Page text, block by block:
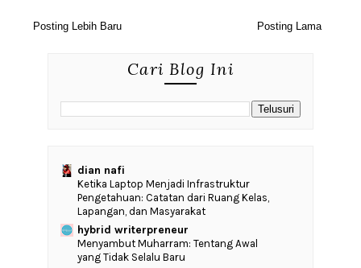
Posting Lebih Baru Posting Lama
Cari Blog Ini
dian nafi
Ketika Laptop Menjadi Infrastruktur
Pengetahuan: Catatan dari Ruang Kelas,
Lapangan, dan Masyarakat
hybrid writerpreneur
Menyambut Muharram: Tentang Awal
yang Tidak Selalu Baru